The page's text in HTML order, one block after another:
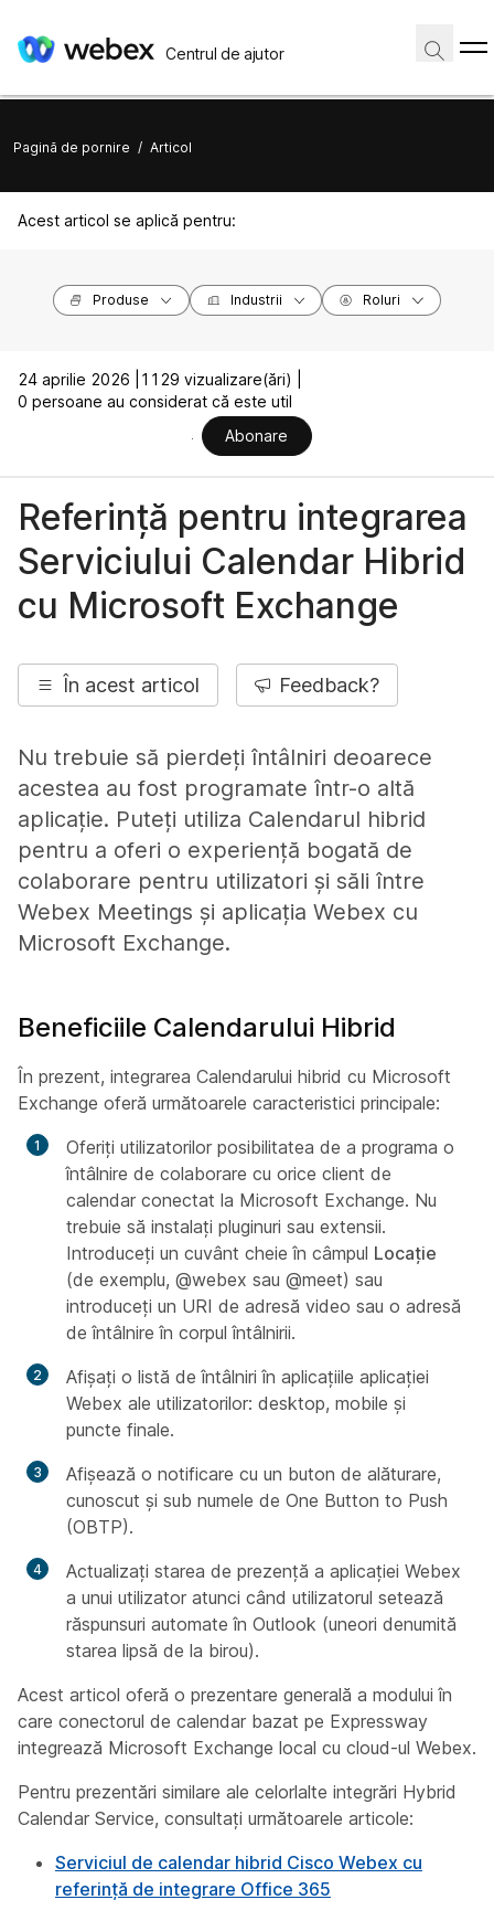
Centrul de ajutor
Pagină de pornire / Articol
Acest articol se aplică pentru:
Produse Industrii Roluri
24 aprilie 2026 |
1129 vizualizare(ări) |
0 persoane au considerat că este util
Abonare
Referință pentru integrarea
Serviciului Calendar Hibrid
cu Microsoft Exchange
În acest articol Feedback?
Nu trebuie să pierdeți întâlniri deoarece
acestea au fost programate într-o altă
aplicație. Puteți utiliza Calendarul hibrid
pentru a oferi o experiență bogată de
colaborare pentru utilizatori și săli între
Webex Meetings și aplicația Webex cu
Microsoft Exchange.
Beneficiile Calendarului Hibrid
În prezent, integrarea Calendarului hibrid cu Microsoft
Exchange oferă următoarele caracteristici principale:
Oferiți utilizatorilor posibilitatea de a programa o
întâlnire de colaborare cu orice client de
calendar conectat la Microsoft Exchange. Nu
trebuie să instalați pluginuri sau extensii.
Introduceți un cuvânt cheie în câmpul Locație
(de exemplu, @webex sau @meet) sau
introduceți un URI de adresă video sau o adresă
de întâlnire în corpul întâlnirii.
Afișați o listă de întâlniri în aplicațiile aplicației
Webex ale utilizatorilor: desktop, mobile și
puncte finale.
Afișează o notificare cu un buton de alăturare,
cunoscut și sub numele de One Button to Push
(OBTP).
Actualizați starea de prezență a aplicației Webex
a unui utilizator atunci când utilizatorul setează
răspunsuri automate în Outlook (uneori denumită
starea lipsă de la birou).
Acest articol oferă o prezentare generală a modului în
care conectorul de calendar bazat pe Expressway
integrează Microsoft Exchange local cu cloud-ul Webex.
Pentru prezentări similare ale celorlalte integrări Hybrid
Calendar Service, consultați următoarele articole:
Serviciul de calendar hibrid Cisco Webex cu
referință de integrare Office 365